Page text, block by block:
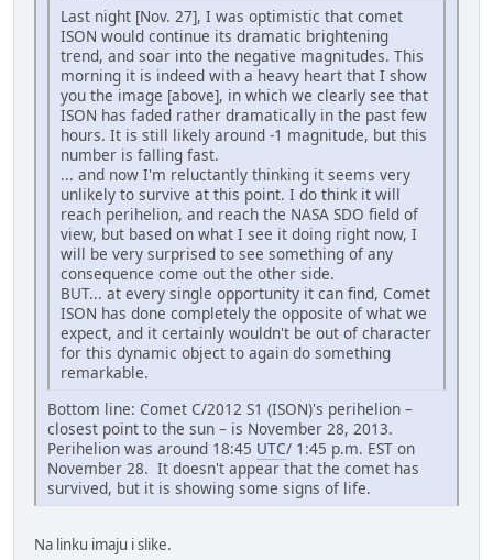
Last night [Nov. 27], I was optimistic that comet
ISON would continue its dramatic brightening
trend, and soar into the negative magnitudes. This
morning it is indeed with a heavy heart that I show
you the image [above], in which we clearly see that
ISON has faded rather dramatically in the past few
hours. It is still likely around -1 magnitude, but this
number is falling fast.
... and now I'm reluctantly thinking it seems very
unlikely to survive at this point. I do think it will
reach perihelion, and reach the NASA SDO field of
view, but based on what I see it doing right now, I
will be very surprised to see something of any
consequence come out the other side.
BUT... at every single opportunity it can find, Comet
ISON has done completely the opposite of what we
expect, and it certainly wouldn't be out of character
for this dynamic object to again do something
remarkable.
Bottom line: Comet C/2012 S1 (ISON)'s perihelion –
closest point to the sun – is November 28, 2013.
Perihelion was around 18:45 UTC/ 1:45 p.m. EST on
November 28. It doesn't appear that the comet has
survived, but it is showing some signs of life.
Na linku imaju i slike.